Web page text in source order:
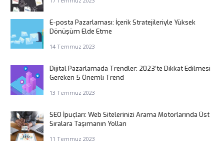
E-posta Pazarlaması: İçerik Stratejileriyle Yüksek
Dönüşüm Elde Etme
14 Temmuz 2023
Dijital Pazarlamada Trendler: 2023’te Dikkat Edilmesi
Gereken 5 Önemli Trend
13 Temmuz 2023
SEO İpuçları: Web Sitelerinizi Arama Motorlarında Üst
Sıralara Taşımanın Yolları
11 Temmuz 2023